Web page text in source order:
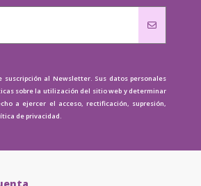
al Newsletter. Sus datos personales
sobre la utilización del sitio web y determinar
a ejercer el acceso, rectificación, supresión,
de privacidad.